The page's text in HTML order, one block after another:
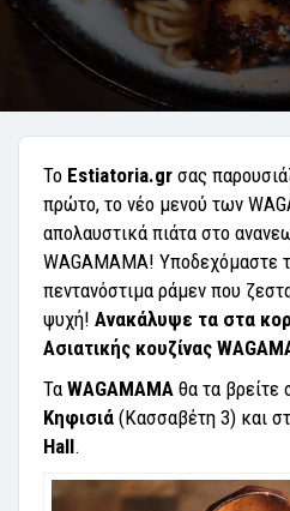
Το Estiatoria.gr σας
πρώτο, το νέο μενού των
απολαυστικά πιάτα στο
WAGAMAMA! Υποδεχόμαστε
πεντανόστιμα ράμεν που
ψυχή! Ανακάλυψε τα στα
Ασιατικής κουζίνας
Τα WAGAMAMA θα τα βρείτε
Κηφισιά (Κασσαβέτη 3) και
Hall.